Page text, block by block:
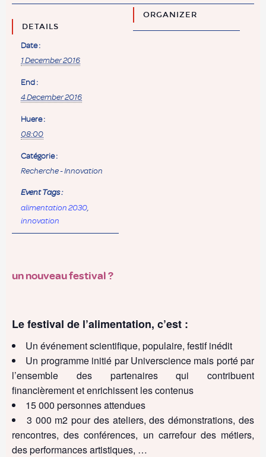
DETAILS
Date :
1 December 2016
End :
4 December 2016
Huere :
08:00
Catégorie :
Recherche - Innovation
Event Tags :
alimentation 2030,
innovation
ORGANIZER
un nouveau festival ?
Le festival de l’alimentation, c’est :
Un événement scientifique, populaire, festif inédit
Un programme initié par Universcience mais porté par
l’ensemble des partenaires qui contribuent
financièrement et enrichissent les contenus
15 000 personnes attendues
3 000 m2 pour des ateliers, des démonstrations, des
rencontres, des conférences, un carrefour des métiers,
des performances artistiques, …